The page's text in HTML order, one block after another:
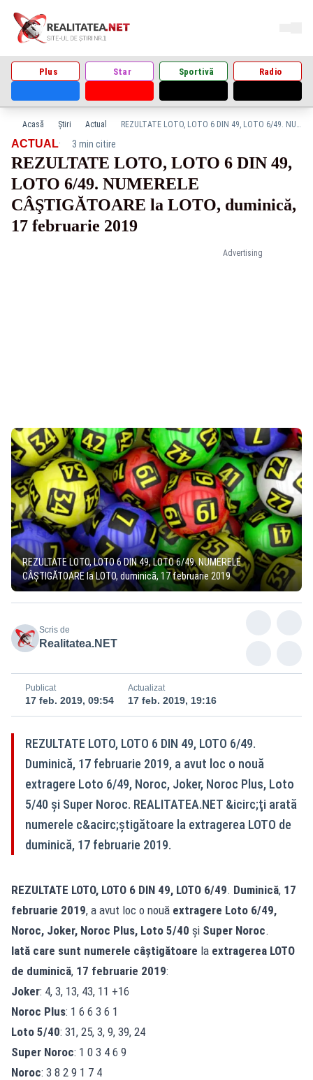
Plus Star Sportivă Radio
Acasă Știri Actual REZULTATE LOTO, LOTO 6 DIN 49, LOTO 6/49. NUMERELE CÂŞTIGĂTOARE la LOTO, duminică, 17 februarie 2019
Advertising
ACTUAL· 3 min citire
REZULTATE LOTO, LOTO 6 DIN 49,
LOTO 6/49. NUMERELE
CÂŞTIGĂTOARE la LOTO, duminică,
17 februarie 2019
REZULTATE LOTO, LOTO 6 DIN 49, LOTO 6/49. NUMERELE
CÂŞTIGĂTOARE la LOTO, duminică, 17 februarie 2019
Scris de
Realitatea.NET
Publicat
17 feb. 2019, 09:54
Actualizat
17 feb. 2019, 19:16
REZULTATE LOTO, LOTO 6 DIN 49, LOTO 6/49.
Duminică, 17 februarie 2019, a avut loc o nouă
extragere Loto 6/49, Noroc, Joker, Noroc Plus, Loto
5/40 și Super Noroc. REALITATEA.NET &icirc;ţi arată
numerele c&acirc;ştigătoare la extragerea LOTO de
duminică, 17 februarie 2019.
REZULTATE LOTO, LOTO 6 DIN 49, LOTO 6/49. Duminică, 17
februarie 2019, a avut loc o nouă extragere Loto 6/49,
Noroc, Joker, Noroc Plus, Loto 5/40 și Super Noroc.
Iată care sunt numerele câştigătoare la extragerea LOTO
de duminică, 17 februarie 2019:
Joker: 4, 3, 13, 43, 11 +16
Noroc Plus: 1 6 6 3 6 1
Loto 5/40: 31, 25, 3, 9, 39, 24
Super Noroc: 1 0 3 4 6 9
Noroc: 3 8 2 9 1 7 4